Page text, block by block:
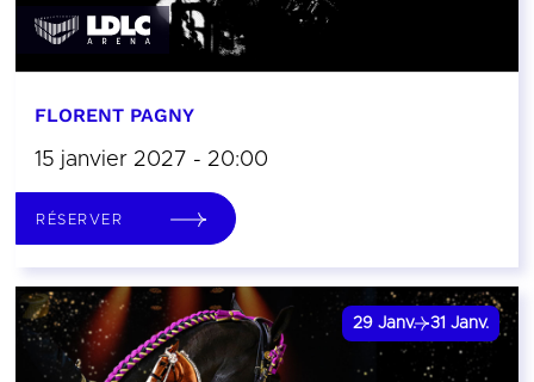
FLORENT PAGNY
15 janvier 2027 - 20:00
RÉSERVER
29 Janv. 31 Janv.